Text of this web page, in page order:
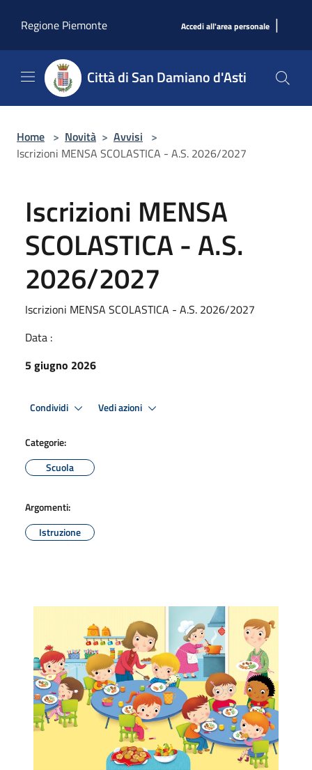
Regione Piemonte
Accedi all'area personale |
Città di San Damiano d'Asti
Home > Novità > Avvisi >
Iscrizioni MENSA SCOLASTICA - A.S. 2026/2027
Iscrizioni MENSA
SCOLASTICA - A.S.
2026/2027
Iscrizioni MENSA SCOLASTICA - A.S. 2026/2027
Data :
5 giugno 2026
Condividi Vedi azioni
Categorie:
Scuola
Argomenti:
Istruzione